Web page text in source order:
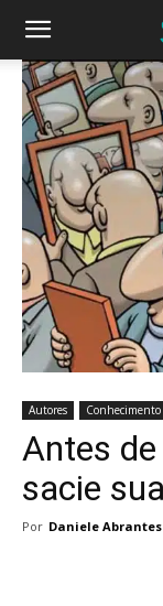
Autores Conhecimento
Antes
sacie
Por Daniele Abrantes